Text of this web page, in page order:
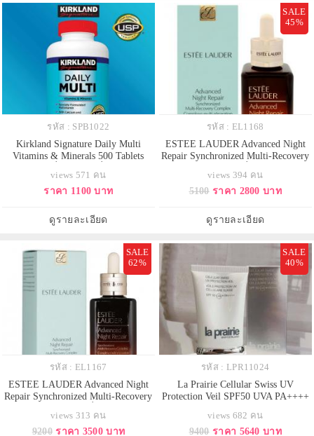
รหัส : SPB1022
Kirkland Signature Daily Multi
Vitamins & Minerals 500 Tablets
สุขภาพโดยรวม มีส่วนผสมของ
วิตามินและแร่ธาตุที่จำเป็น ออกแบบ
และฟันให้แข็งแรง เสริมสร้างระบบ
ภูมิคุ้มกัน และส่งเสริมสุขภาพหัวใ
views 571 คน
ราคา 1100 บาท
ดูรายละเอียด
SALE
45%
รหัส : EL1168
ESTEE LAUDER Advanced Night
Repair Synchronized Multi-Recovery
ปรับสูตรใหม่ คอนเฟริม์ ผิวอิ่มฟู
กระชับยิ่งขึ้น เห็นผลเร็วขึ้น ริ้วรอยดู
เนียน ชุ่มชื้น และสุขภาพผิวดูดีขึ้น
เนื้อเซรั่มบางเบาซึมเ
views 394 คน
5100 ราคา 2800 บาท
ดูรายละเอียด
SALE
62%
รหัส : EL1167
ESTEE LAUDER Advanced Night
Repair Synchronized Multi-Recovery
ปรับสูตรใหม่ คอนเฟริม์ ผิวอิ่มฟู
กระชับยิ่งขึ้น เห็นผลเร็วขึ้น ริ้วรอยดู
views 313 คน
9200 ราคา 3500 บาท
SALE
40%
รหัส : LPR11024
La Prairie Cellular Swiss UV
Protection Veil SPF50 UVA PA++++
ป้องกันแดดสำหรับผิวหน้า สูตรฟื้นฟู
ผิวกระจ่างใส อ่อนเยาว์ เนื้อครีมบาง
views 682 คน
9400 ราคา 5640 บาท